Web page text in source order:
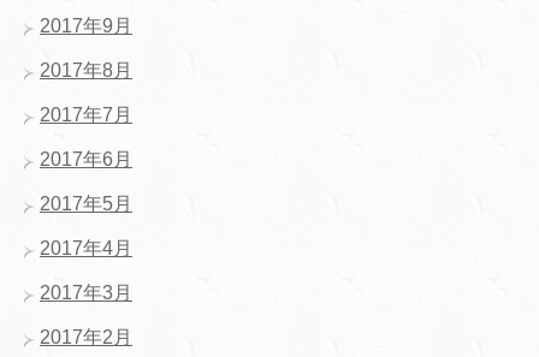
2017年9月
2017年8月
2017年7月
2017年6月
2017年5月
2017年4月
2017年3月
2017年2月